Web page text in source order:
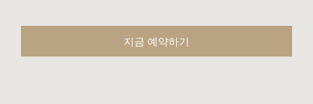
지금 예약하기